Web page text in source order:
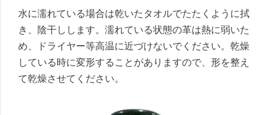
水に濡れている場合は乾いたタオルでたたくように拭
き、陰干しします。濡れている状態の革は熱に弱いた
め、ドライヤー等高温に近づけないでください。乾燥
している時に変形することがありますので、形を整え
て乾燥させてください。